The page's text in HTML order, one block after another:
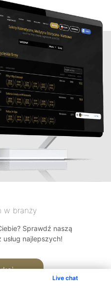
Live chat
w branży
Sprawdź naszą
najlepszych!